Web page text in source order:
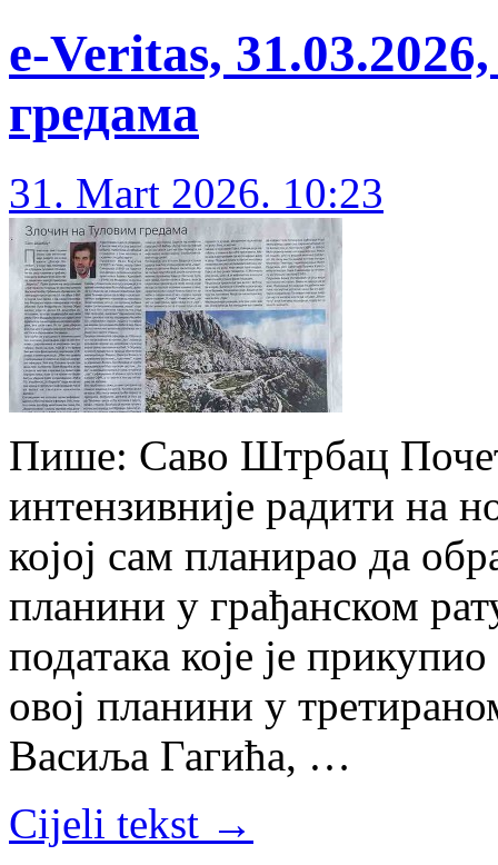
e-Veritas,
гредама
31. Mart 2026. 10:23
Пише: Саво Штрбац
интензивније радити на
којој сам планирао да
планини у грађанском
података које је
овој планини у
Васиља Гагића, …
Cijeli tekst →